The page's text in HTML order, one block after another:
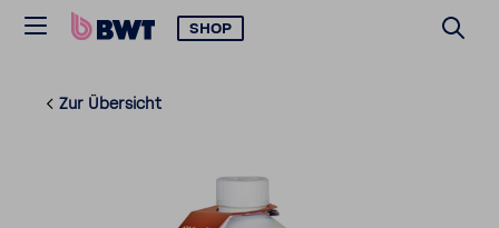
SHOP
Zur Über­sicht